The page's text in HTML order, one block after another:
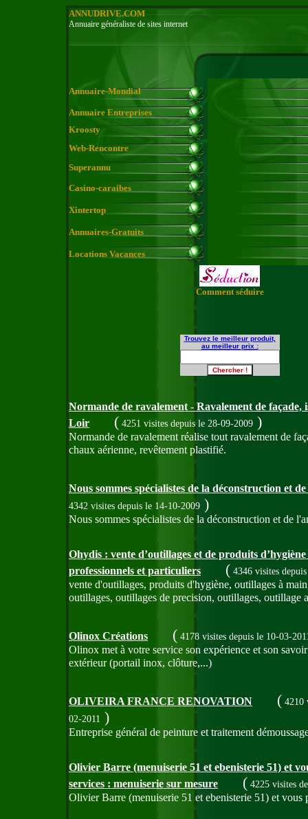
ANNUDRIVE.COM
Annuaire généraliste de sites internet
Annuaire-Mondial
Annuaire Entreprises
Kroosty
Web-Rencontre
Superannu
Casino-caraibes
Xintertop
Annuaires-Gratuits
Locations Vacances
Comment séduire
Trouvez le meilleur produit,
au meilleur prix :
Normande de ravalement - Ravalement de façade,
Loir
( 4251 visites depuis le 28-09-2009 )
Normande de ravalement réalise tout ravalement de
chaux aérienne, revêtement plastifié.
Nous sommes spécialistes de la déconstruction et
4342 visites depuis le 14-10-2009 )
Nous sommes spécialistes de la déconstruction et de
Ohydis : vente d’outillages et de produits
professionnels et particuliers
( 4346 visites
vente d'outillages, produits d'hygiène, outillages à
outillages, outillages de precision, outillages, outillage
Olinox Créations ( 4178 visites depuis le 10-03-
Olinox met à votre service son expérience et son
extérieur (portail inox, clôture,...)
OLIVEIRA FRANCE RENOVATION ( 4210
02-2011 )
Entreprise général de peinture et traitement
Olivier Barre (menuiserie 51 et ebenisterie 51) et
services : menuiserie sur mesure
( 4225 visites
Olivier Barre (menuiserie 51 et ebenisterie 51) et vous